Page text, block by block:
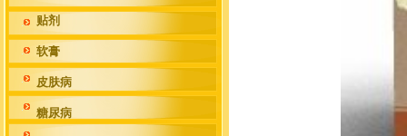
贴剂
软膏
皮肤病
糖尿病